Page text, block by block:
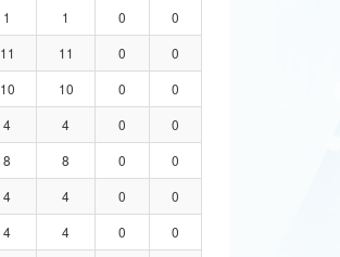
1 1 0
0
11 11 0
0
10 10 0
0
4 4 0
0
8 8 0
0
4 4 0
0
4 4 0
0